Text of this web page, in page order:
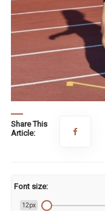
Share This
Article:
Font size:
12px